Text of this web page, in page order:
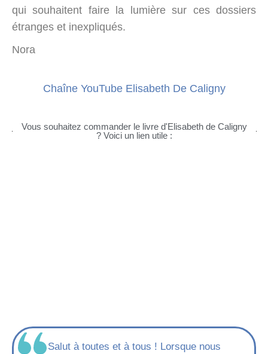
qui souhaitent faire la lumière sur ces dossiers
étranges et inexpliqués.
Nora
Chaîne YouTube Elisabeth De Caligny
Vous souhaitez commander le livre d'Elisabeth de Caligny
? Voici un lien utile :
Salut à toutes et à tous ! Lorsque nous